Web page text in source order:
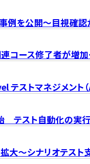
事例を公開～目視確
コース修了者が増
ストマネジメント
テスト自動化の実
大～シナリオテス